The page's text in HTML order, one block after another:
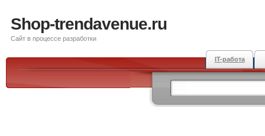
Shop-trendavenue.ru
Сайт в процессе разработки
IT-работа